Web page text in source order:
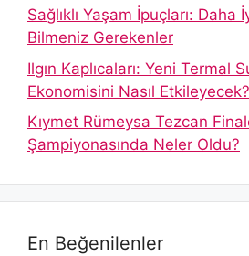
Sağlıklı Yaşam İpuçları: Daha
Bilmeniz Gerekenler
Ilgın Kaplıcaları: Yeni Termal
Ekonomisini Nasıl Etkileyecek?
Kıymet Rümeysa Tezcan
Şampiyonasında Neler Oldu?
En Beğenilenler